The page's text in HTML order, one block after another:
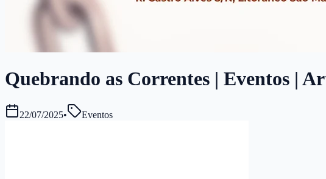
Quebrando as Correntes | Eventos |
22/07/2025• Eventos